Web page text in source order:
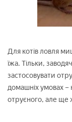
Для котів ловля
їжа. Тільки,
застосовувати
домашніх умовах –
отруєного, але ще